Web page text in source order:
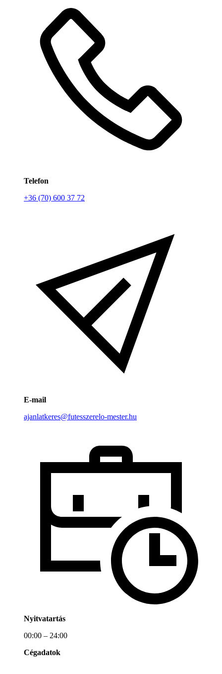
Telefon
+36 (70) 600 37 72
E-mail
ajanlatkeres@futesszerelo-mester.hu
Nyitvatartás
00:00 – 24:00
Cégadatok